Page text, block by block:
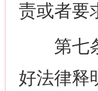
责或者要
第七条
好法律释